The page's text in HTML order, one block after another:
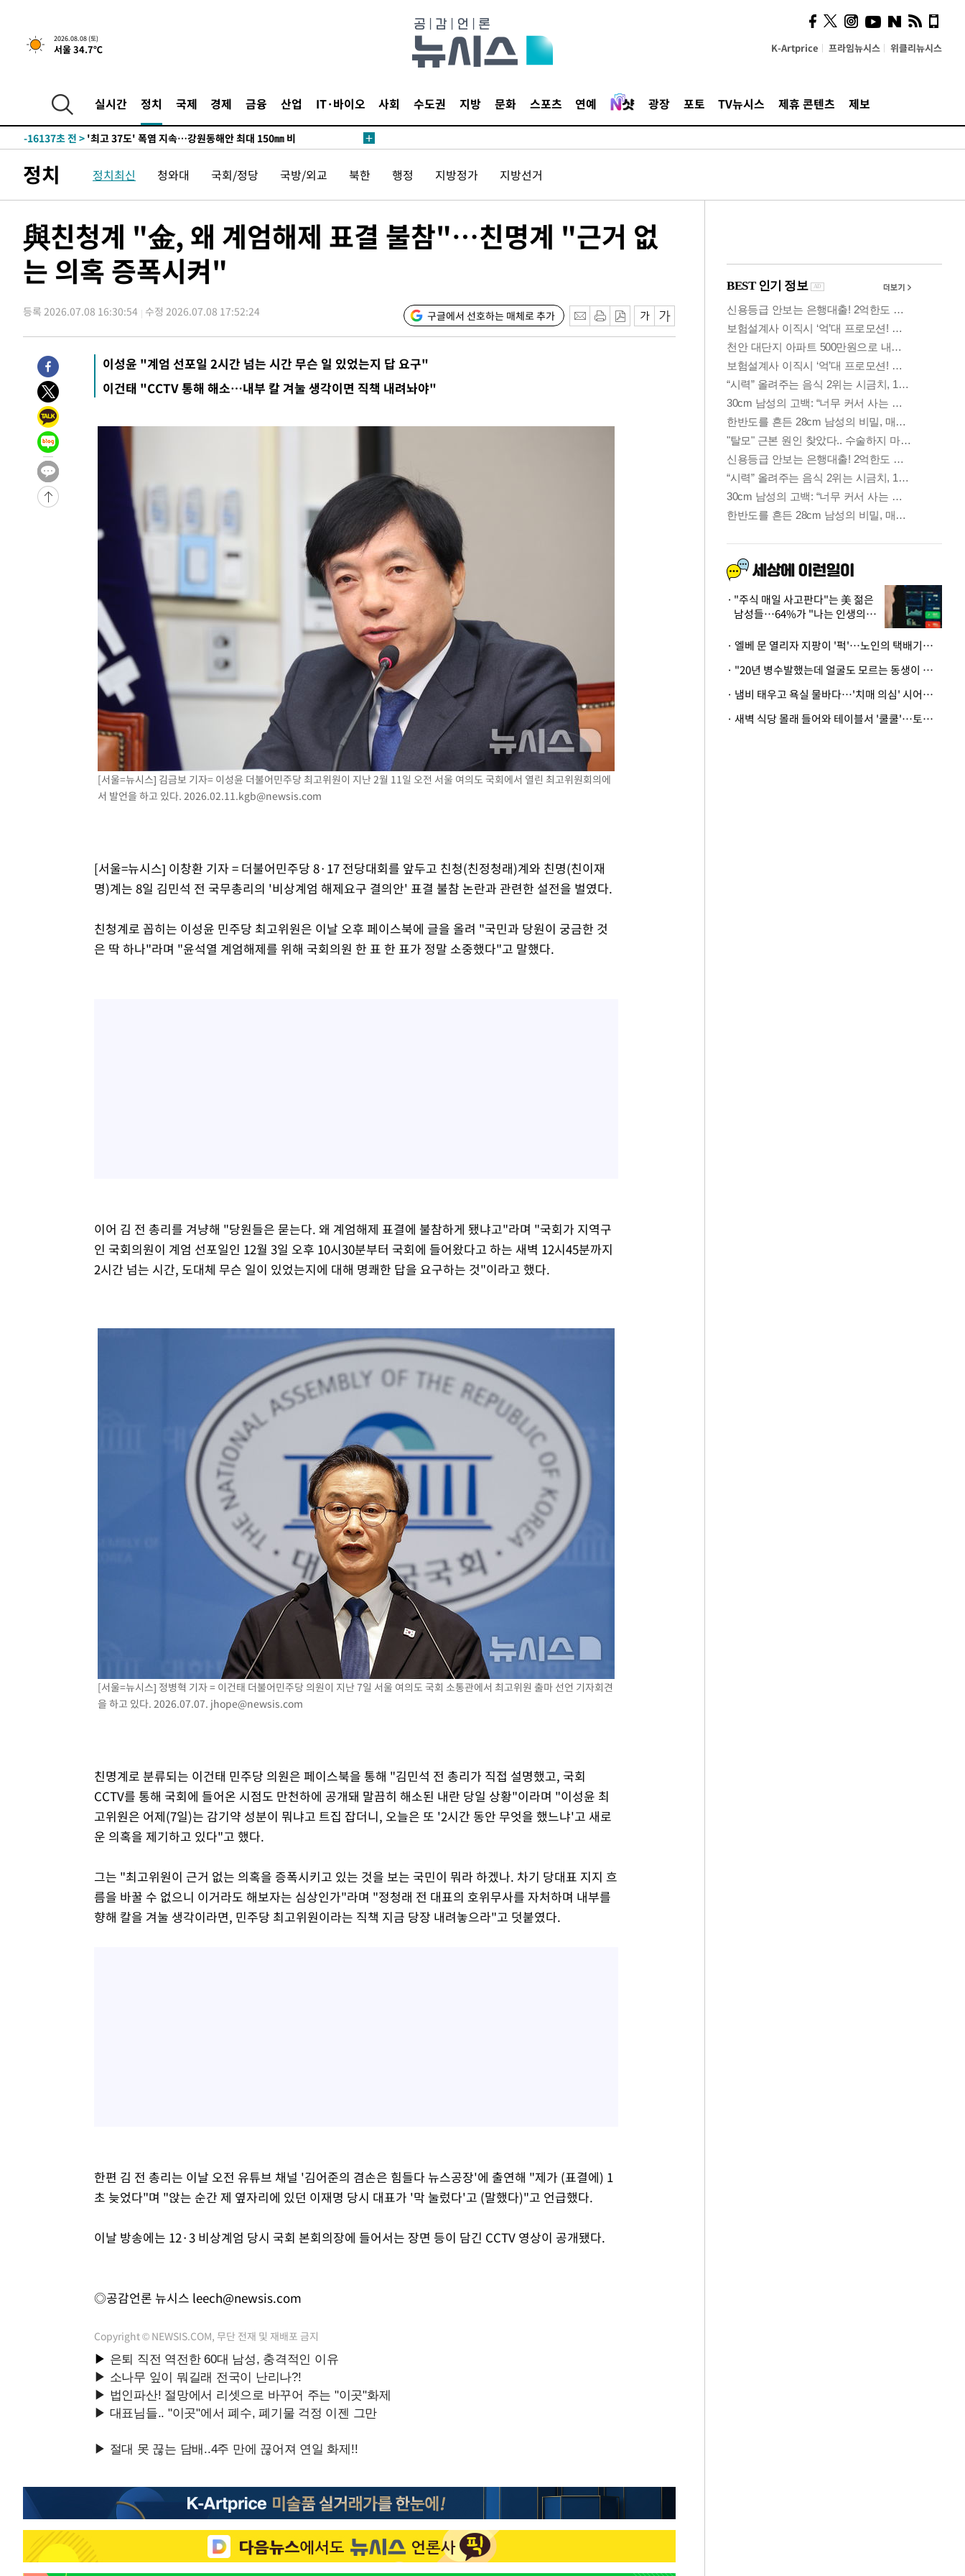
2026.08.08 (토)
서울 34.7℃ K-Artprice 프라임뉴시스 위클리뉴시스
실시간 정치 국제 경제 금융 산업 IT·바이오 사회 수도권 지방 문화 스포츠 연예 광장 포토 TV뉴시스 제휴 콘텐츠 제보
-9283초 전 > [속보]뉴욕증시 상승 마감…S&P 0.6% 나스닥 1.3%↑
주 날씨]
-28999초 전 >
축구협회 "압수수색·성접대 논란 사과…쇄신의 기회로 삼겠다"
-27516초 전 >
송"
-16137초 전 > '최고 37도' 폭염 지속…강원동해안 최대 150㎜ 비
-32001초 전 >
극한폭염 한풀 꺾이지만…'낮 최고 35도' 무더위, 열대야 계속[다음
-29019초 전 >축구협회 "압수수색·성접대 논란 사과…쇄신의 기회로 삼겠다"
송"
-16157초 전 >'최고 37도' 폭염 지속…강원동해안 최대 150㎜ 비
-9283초 전 > [속보]뉴욕증시 상승 마감…S&P 0.6% 나스닥 1.3%↑
정치 정치최신 청와대 국회/정당 국방/외교 북한 행정 지방정가 지방선거
與친청계 "金, 왜 계엄해제 표결 불참"…친명계 "근거 없
는 의혹 증폭시켜"
등록 2026.07.08 16:30:54 수정 2026.07.08 17:52:24 구글에서 선호하는 매체로 추가
이성윤 "계엄 선포일 2시간 넘는 시간 무슨 일 있었는지 답 요구"
이건태 "CCTV 통해 해소…내부 칼 겨눌 생각이면 직책 내려놔야"
[서울=뉴시스] 김금보 기자= 이성윤 더불어민주당 최고위원이 지난 2월 11일 오전 서울 여의도 국회에서 열린 최고위원회의에
서 발언을 하고 있다. 2026.02.11.kgb@newsis.com
[서울=뉴시스] 이창환 기자 = 더불어민주당 8·17 전당대회를 앞두고 친청(친정청래)계와 친명(친이재
명)계는 8일 김민석 전 국무총리의 '비상계엄 해제요구 결의안' 표결 불참 논란과 관련한 설전을 벌였다.
친청계로 꼽히는 이성윤 민주당 최고위원은 이날 오후 페이스북에 글을 올려 "국민과 당원이 궁금한 것
은 딱 하나"라며 "윤석열 계엄해제를 위해 국회의원 한 표 한 표가 정말 소중했다"고 말했다.
이어 김 전 총리를 겨냥해 "당원들은 묻는다. 왜 계엄해제 표결에 불참하게 됐냐고"라며 "국회가 지역구
인 국회의원이 계엄 선포일인 12월 3일 오후 10시30분부터 국회에 들어왔다고 하는 새벽 12시45분까지
2시간 넘는 시간, 도대체 무슨 일이 있었는지에 대해 명쾌한 답을 요구하는 것"이라고 했다.
[서울=뉴시스] 정병혁 기자 = 이건태 더불어민주당 의원이 지난 7일 서울 여의도 국회 소통관에서 최고위원 출마 선언 기자회견
을 하고 있다. 2026.07.07. jhope@newsis.com
친명계로 분류되는 이건태 민주당 의원은 페이스북을 통해 "김민석 전 총리가 직접 설명했고, 국회
CCTV를 통해 국회에 들어온 시점도 만천하에 공개돼 말끔히 해소된 내란 당일 상황"이라며 "이성윤 최
고위원은 어제(7일)는 감기약 성분이 뭐냐고 트집 잡더니, 오늘은 또 '2시간 동안 무엇을 했느냐'고 새로
운 의혹을 제기하고 있다"고 했다.
그는 "최고위원이 근거 없는 의혹을 증폭시키고 있는 것을 보는 국민이 뭐라 하겠나. 차기 당대표 지지 흐
름을 바꿀 수 없으니 이거라도 해보자는 심상인가"라며 "정청래 전 대표의 호위무사를 자처하며 내부를
향해 칼을 겨눌 생각이라면, 민주당 최고위원이라는 직책 지금 당장 내려놓으라"고 덧붙였다.
한편 김 전 총리는 이날 오전 유튜브 채널 '김어준의 겸손은 힘들다 뉴스공장'에 출연해 "제가 (표결에) 1
초 늦었다"며 "앉는 순간 제 옆자리에 있던 이재명 당시 대표가 '막 눌렀다'고 (말했다)"고 언급했다.
이날 방송에는 12·3 비상계엄 당시 국회 본회의장에 들어서는 장면 등이 담긴 CCTV 영상이 공개됐다.
◎공감언론 뉴시스 leech@newsis.com
Copyright © NEWSIS.COM, 무단 전재 및 재배포 금지
시, 스마트폰 액세서리에
NFC 더했다
"주식 매일 사고판다"는 美 젊은
남성들…64%가 "나는 인생의
· 엘베 문 열리자 지팡이 '퍽'…노인의 택배기사 폭행 이유
· "20년 병수발했는데 얼굴도 모르는 동생이 유산 절반을"…배다른 형제 상속권 있을까
· 냄비 태우고 욕실 물바다…'치매 의심' 시어머니 검사 권유했다가 '날벼락'
· 새벽 식당 몰래 들어와 테이블서 '쿨쿨'…토사물 남기고 사라진 남성